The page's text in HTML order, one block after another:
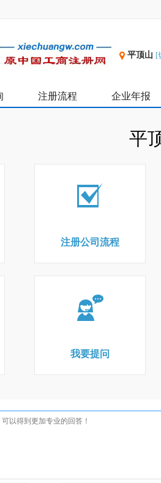
平顶山 [
注册流程 企业年报
平
注册公司流程
我要提问